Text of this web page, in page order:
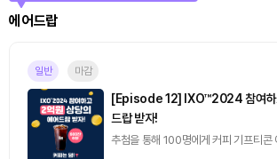
에어드랍
일반 마감
[Episode 12] IXO™2024 참여하
드랍 받자!
추첨을 통해 100명에게 커피 기프티콘